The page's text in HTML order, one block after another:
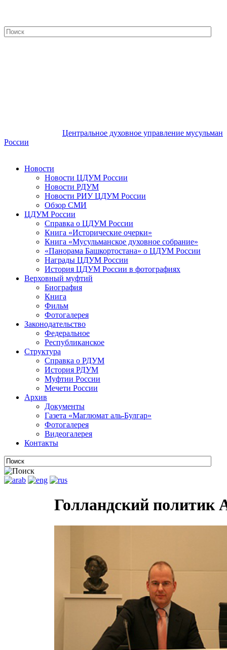
Центральное духовное управление мусульман
России
Новости
Новости ЦДУМ России
Новости РДУМ
Новости РИУ ЦДУМ России
Обзор СМИ
ЦДУМ России
Справка о ЦДУМ России
Книга «Исторические очерки»
Книга «Мусульманское духовное собрание»
«Панорама Башкортостана» о ЦДУМ России
Награды ЦДУМ России
История ЦДУМ России в фотографиях
Верховный муфтий
Биография
Книга
Фильм
Фотогалерея
Законодательство
Федеральное
Республиканское
Структура
Справка о РДУМ
История РДУМ
Муфтии России
Мечети России
Архив
Документы
Газета «Маглюмат аль-Булгар»
Фотогалерея
Видеогалерея
Контакты
Голландский политик